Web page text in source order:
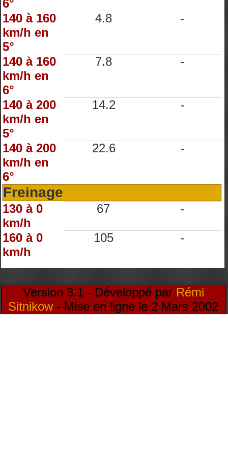
6°
140 à 160
km/h en
5°
4.8 -
140 à 160
km/h en
6°
7.8 -
140 à 200
km/h en
5°
14.2 -
140 à 200
km/h en
6°
22.6 -
Freinage
130 à 0
km/h
67 -
160 à 0
km/h
105 -
Version 3.1 - Développé par Rémi
Sitnikow- Mise en ligne le 2 Mars 2002